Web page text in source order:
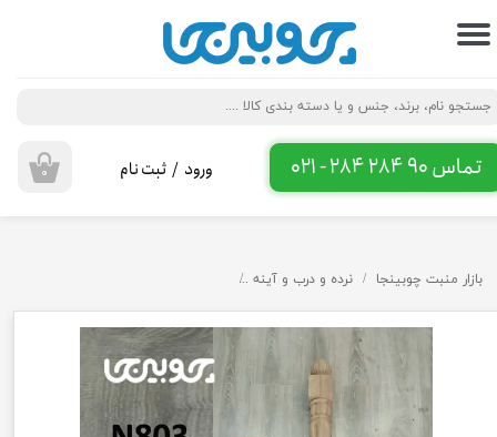
تماس 90 284 284 - 021 ۰ ورود / ثبت نام
حساب کاربری من
تغییر گذر واژه
سفارشات
خروج از حساب کاربری
بازار منبت چوبینجا نرده و درب و آینه